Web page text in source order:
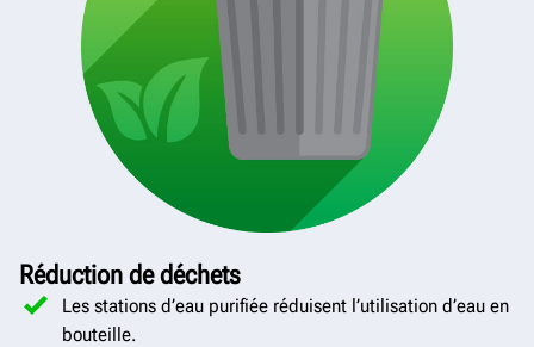
Réduction de déchets
Les stations d’eau purifiée réduisent l’utilisation d’eau en
bouteille.